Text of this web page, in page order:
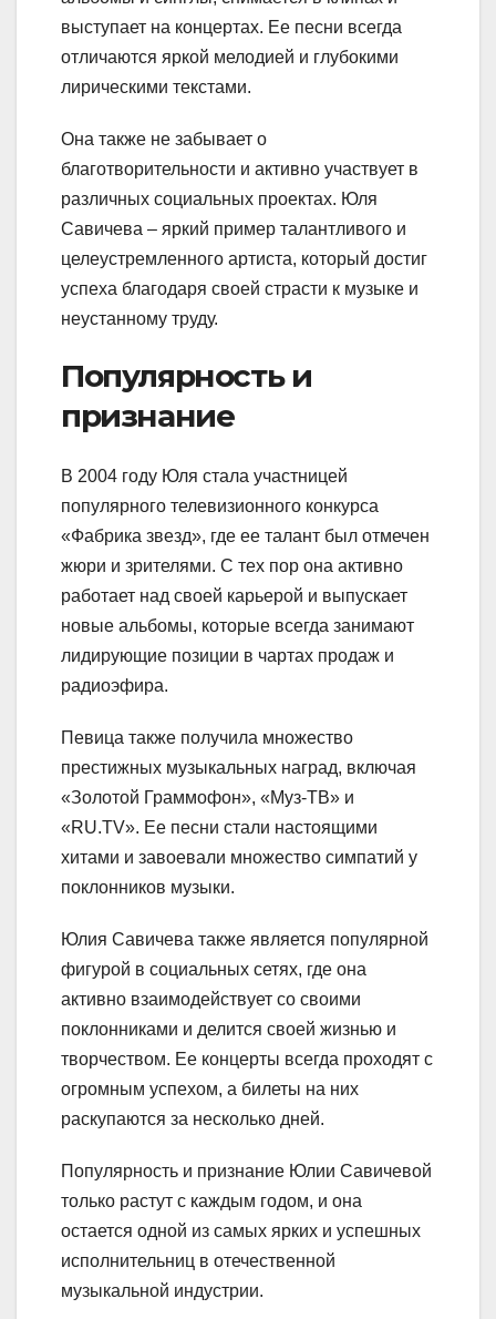
выступает на концертах. Ее песни всегда
отличаются яркой мелодией и глубокими
лирическими текстами.
Она также не забывает о
благотворительности и активно участвует в
различных социальных проектах. Юля
Савичева – яркий пример талантливого и
целеустремленного артиста, который достиг
успеха благодаря своей страсти к музыке и
неустанному труду.
Популярность и
признание
В 2004 году Юля стала участницей
популярного телевизионного конкурса
«Фабрика звезд», где ее талант был отмечен
жюри и зрителями. С тех пор она активно
работает над своей карьерой и выпускает
новые альбомы, которые всегда занимают
лидирующие позиции в чартах продаж и
радиоэфира.
Певица также получила множество
престижных музыкальных наград, включая
«Золотой Граммофон», «Муз-ТВ» и
«RU.TV». Ее песни стали настоящими
хитами и завоевали множество симпатий у
поклонников музыки.
Юлия Савичева также является популярной
фигурой в социальных сетях, где она
активно взаимодействует со своими
поклонниками и делится своей жизнью и
творчеством. Ее концерты всегда проходят с
огромным успехом, а билеты на них
раскупаются за несколько дней.
Популярность и признание Юлии Савичевой
только растут с каждым годом, и она
остается одной из самых ярких и успешных
исполнительниц в отечественной
музыкальной индустрии.